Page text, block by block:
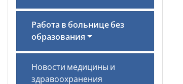
Работа в больнице без
образования
Новости медицины и
здравоохранения